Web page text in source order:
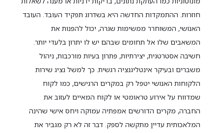
חוזרות. ההתמקדות החדשה היא בשדרוג תפקיד העובד. העובד
האנושי, המשוחרר ממשימות שגרה, יכול להפנות את
המשאבים שלו אל תחומים שבהם יש לו יתרון בלעדי יותר.
חשיבה אסטרטגית, יצירתיות, פתרון בעיות מורכבות, ניהול
משברים ובעיקר אינטליגנציה רגשית. כך למשל נציג שירות
הלקוחות האנושי יטפל רק במקרים הרגישים, כמו לקוח
שמדווח על אירוע טראומטי או לקוח המאיים לעזוב את
החברה, מקרים הדורשים אמפתיה עמוקה ויחס אישי שהינה
המלאכותית עדיין מתקשה לספק. דבר זה לא רק מגביר את